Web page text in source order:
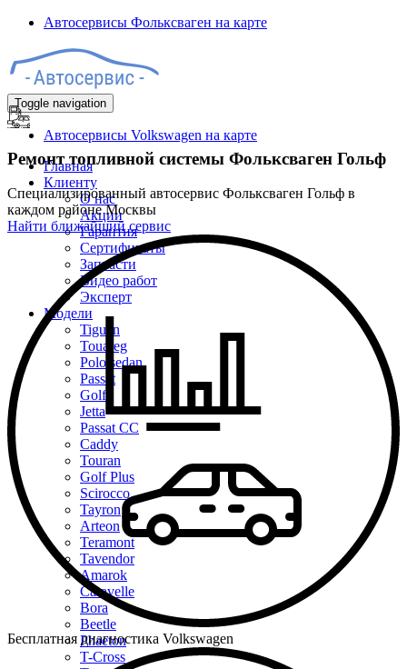
Автосервисы Фольксваген на карте
Toggle navigation
Автосервисы Volkswagen на карте
Главная
Клиенту
О нас
Акции
Гарантия
Сертификаты
Запчасти
Видео работ
Эксперт
Модели
Tiguan
Touareg
Polo sedan
Passat
Golf
Jetta
Passat CC
Caddy
Touran
Golf Plus
Scirocco
Tayron
Arteon
Teramont
Tavendor
Amarok
Caravelle
Bora
Beetle
Phaeton
T-Cross
Ремонт топливной системы Фольксваген Гольф
Специализированный автосервис Фольксваген Гольф в
каждом районе Москвы
Найти ближайший сервис
Бесплатная диагностика Volkswagen